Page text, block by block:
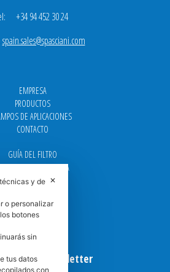
+34 94 452 30 24
spain.sales@spasciani.com
EMPRESA
PRODUCTOS
DE APLICACIONES
CONTACTO
GUÍA DEL FILTRO
DE ASISTENCIA
DOWNLOAD
FAQ
CARRERA
GRADUADAS
a la Newsletter
✕
y de
o personalizar
botones
sin
tus datos
con